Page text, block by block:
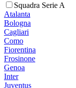
Squadra Serie A
Atalanta
Bologna
Cagliari
Como
Fiorentina
Frosinone
Genoa
Inter
Juventus